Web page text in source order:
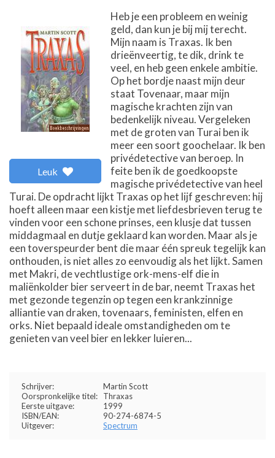
Leuk
Heb je een probleem en weinig
geld, dan kun je bij mij terecht.
Mijn naam is Traxas. Ik ben
drieënveertig, te dik, drink te
veel, en heb geen enkele ambitie.
Op het bordje naast mijn deur
staat Tovenaar, maar mijn
magische krachten zijn van
bedenkelijk niveau. Vergeleken
met de groten van Turai ben ik
meer een soort goochelaar. Ik ben
privédetective van beroep. In
feite ben ik de goedkoopste
magische privédetective van heel
Turai. De opdracht lijkt Traxas op het lijf geschreven: hij
hoeft alleen maar een kistje met liefdesbrieven terug te
vinden voor een schone prinses, een klusje dat tussen
middagmaal en dutje geklaard kan worden. Maar als je
een toverspeurder bent die maar één spreuk tegelijk kan
onthouden, is niet alles zo eenvoudig als het lijkt. Samen
met Makri, de vechtlustige ork-mens-elf die in
maliënkolder bier serveert in de bar, neemt Traxas het
met gezonde tegenzin op tegen een krankzinnige
alliantie van draken, tovenaars, feministen, elfen en
orks. Niet bepaald ideale omstandigheden om te
genieten van veel bier en lekker luieren...
Schrijver:
Martin Scott
Oorspronkelijke titel:
Thraxas
Eerste uitgave:
1999
ISBN/EAN:
90-274-6874-5
Uitgever:
Spectrum